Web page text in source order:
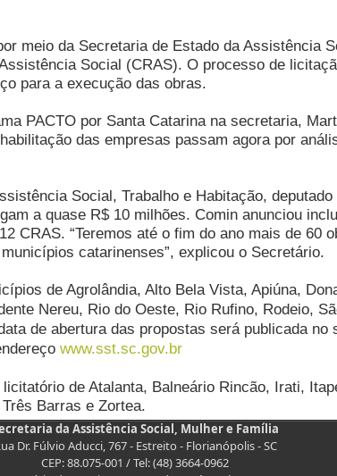
meio da Secretaria de Estado da Assistência
Social (CRAS). O processo de
para a execução das obras.
PACTO por Santa Catarina na secretaria,
das empresas passam agora por
Social, Trabalho e Habitação,
a quase R$ 10 milhões. Comin anunciou
CRAS. “Teremos até o fim do ano mais de 60
catarinenses”, explicou o Secretário.
de Agrolândia, Alto Bela Vista, Apiúna,
Nereu, Rio do Oeste, Rio Rufino, Rodeio,
de abertura das propostas será publicada no
www.sst.sc.gov.br
de Atalanta, Balneário Rincão, Irati,
Barras e Zortea.
da Assistência Social, Mulher e Família
Dr. Fúlvio Aducci, 767 - Estreito - Florianópolis - SC
CEP: 88.075-001 / Tel: (48) 3664-0962